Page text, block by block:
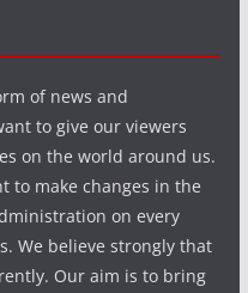
of news and
to give our viewers
on the world around us.
to make changes in the
on every
We believe strongly that
Our aim is to bring